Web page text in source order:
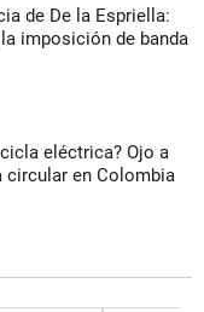
de De la Espriella:
imposición de banda
eléctrica? Ojo a
circular en Colombia